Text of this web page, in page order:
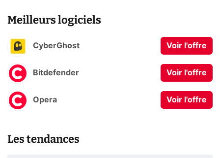
Meilleurs logiciels
CyberGhost Voir l'offre
Bitdefender Voir l'offre
Opera Voir l'offre
Les tendances